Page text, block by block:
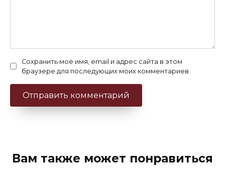
Сохранить моё имя, email и адрес сайта в этом
браузере для последующих моих комментариев.
Вам также может понравиться